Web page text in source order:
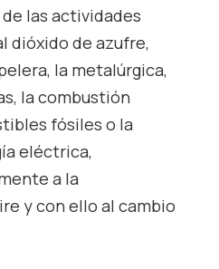
las actividades
dióxido de azufre,
la metalúrgica,
la combustión
fósiles o la
eléctrica,
a la
y con ello al cambio